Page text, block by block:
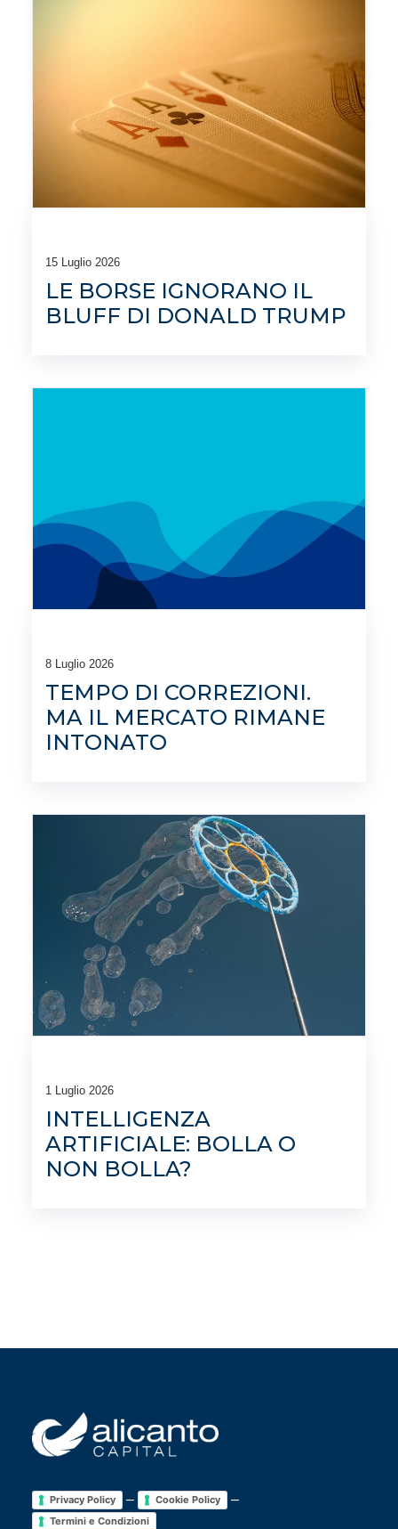
15 Luglio 2026
LE BORSE IGNORANO IL
BLUFF DI DONALD TRUMP
8 Luglio 2026
TEMPO DI CORREZIONI.
MA IL MERCATO RIMANE
INTONATO
1 Luglio 2026
INTELLIGENZA
ARTIFICIALE: BOLLA O
NON BOLLA?
Privacy Policy – Cookie Policy –
Termini e Condizioni